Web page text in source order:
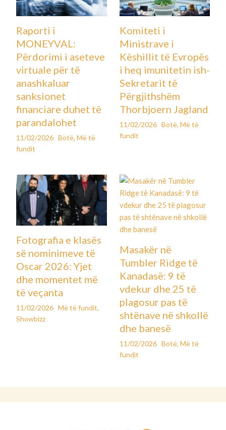
Raporti i
MONEYVAL:
Përdorimi i aseteve
virtuale për të
anashkaluar
sanksionet
financiare duhet të
parandalohet
11/02/2026 Botë,Më të
fundit
Komiteti i
Ministrave i
Këshillit të Evropës
i heq imunitetin ish-
Sekretarit të
Përgjithshëm
Thorbjoern Jagland
11/02/2026 Botë, Më të
fundit
Fotografia e klasës
së nominimeve të
Oscar 2026: Yjet
dhe momentet më
të veçanta
11/02/2026 Më të fundit,
Showbizz
Masakër në
Tumbler Ridge të
Kanadasë: 9 të
vdekur dhe 25 të
plagosur pas të
shtënave në shkollë
dhe banesë
11/02/2026 Botë, Më të
fundit